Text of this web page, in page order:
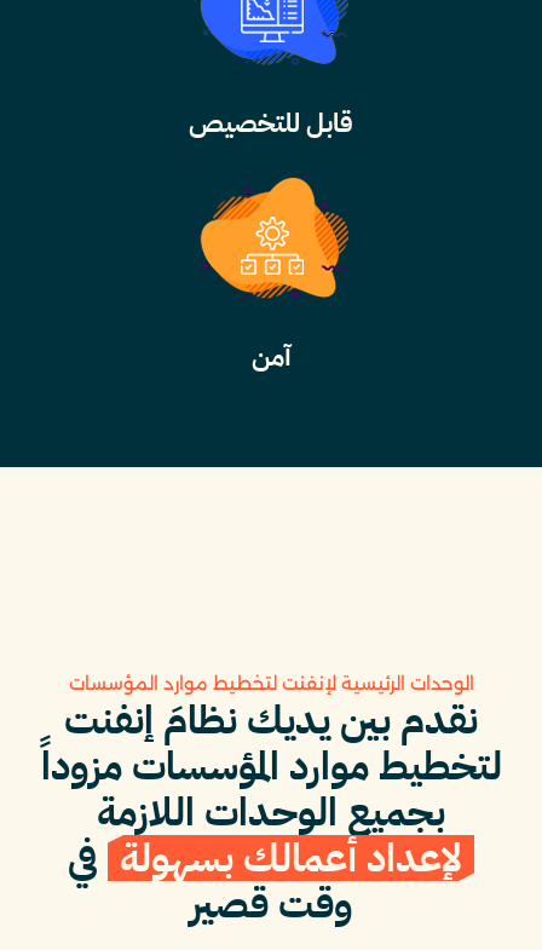
قابل للتخصيص
آمن
الوحدات الرئيسية لإنفنت لتخطيط موارد المؤسسات
نقدم بين يديك نظامَ إنفنت
لتخطيط موارد المؤسسات مزوداً
بجميع الوحدات اللازمة
لإعداد أعمالك بسهولة في
وقت قصير